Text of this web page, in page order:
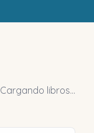
Cargando libros...